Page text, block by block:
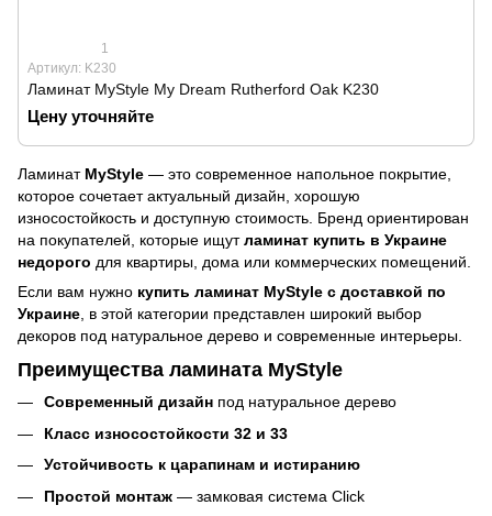
1
Артикул: K230
Ламинат MyStyle My Dream Rutherford Oak K230
Цену уточняйте
Ламинат MyStyle — это современное напольное покрытие,
которое сочетает актуальный дизайн, хорошую
износостойкость и доступную стоимость. Бренд ориентирован
на покупателей, которые ищутламинат купить в Украине
недорого для квартиры, дома или коммерческих помещений.
Если вам нужно купить ламинат MyStyle с доставкой по
Украине , в этой категории представлен широкий выбор
декоров под натуральное дерево и современные интерьеры.
Преимущества ламината MyStyle
Современный дизайн под натуральное дерево
Класс износостойкости 32 и 33
Устойчивость к царапинам и истиранию
Простой монтаж — замковая система Click